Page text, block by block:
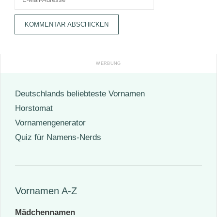
Adresse
Deutschlands beliebteste Vornamen
Horstomat
Vornamengenerator
Quiz für Namens-Nerds
Vornamen A-Z
Mädchennamen